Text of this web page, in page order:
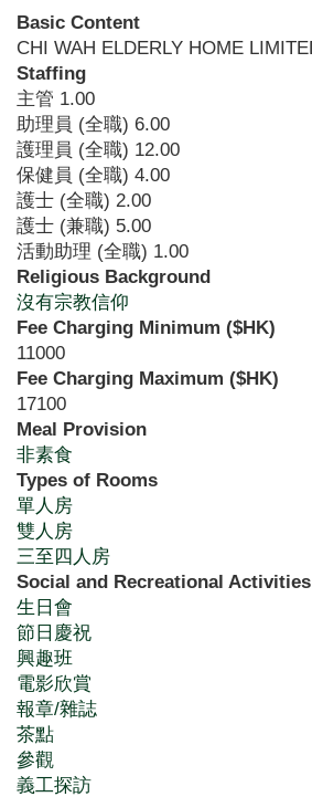
Basic Content
CHI WAH ELDERLY HOME
Staffing
主管 1.00
助理員 (全職) 6.00
護理員 (全職) 12.00
保健員 (全職) 4.00
護士 (全職) 2.00
護士 (兼職) 5.00
活動助理 (全職) 1.00
Religious Background
沒有宗教信仰
Fee Charging Minimum ($HK)
11000
Fee Charging Maximum ($HK)
17100
Meal Provision
非素食
Types of Rooms
單人房
雙人房
三至四人房
Social and Recreational Activities
生日會
節日慶祝
興趣班
電影欣賞
報章/雜誌
茶點
參觀
義工探訪